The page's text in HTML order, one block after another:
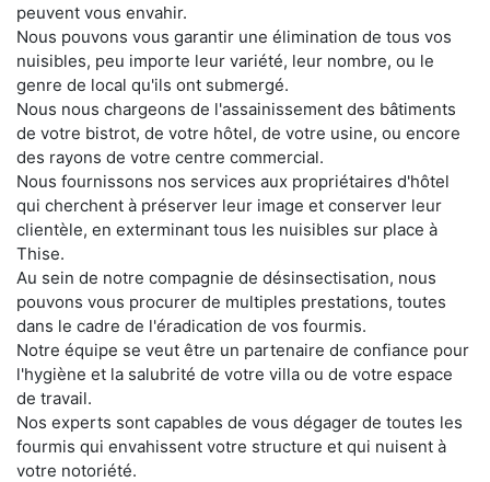
peuvent vous envahir.
Nous pouvons vous garantir une élimination de tous vos
nuisibles, peu importe leur variété, leur nombre, ou le
genre de local qu'ils ont submergé.
Nous nous chargeons de l'assainissement des bâtiments
de votre bistrot, de votre hôtel, de votre usine, ou encore
des rayons de votre centre commercial.
Nous fournissons nos services aux propriétaires d'hôtel
qui cherchent à préserver leur image et conserver leur
clientèle, en exterminant tous les nuisibles sur place à
Thise.
Au sein de notre compagnie de désinsectisation, nous
pouvons vous procurer de multiples prestations, toutes
dans le cadre de l'éradication de vos fourmis.
Notre équipe se veut être un partenaire de confiance pour
l'hygiène et la salubrité de votre villa ou de votre espace
de travail.
Nos experts sont capables de vous dégager de toutes les
fourmis qui envahissent votre structure et qui nuisent à
votre notoriété.